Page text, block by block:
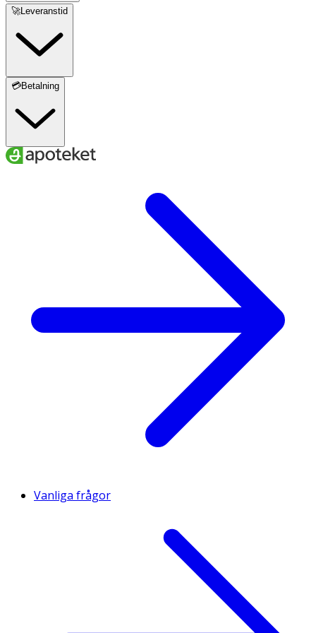
🚀Leveranstid
💳Betalning
Vanliga frågor